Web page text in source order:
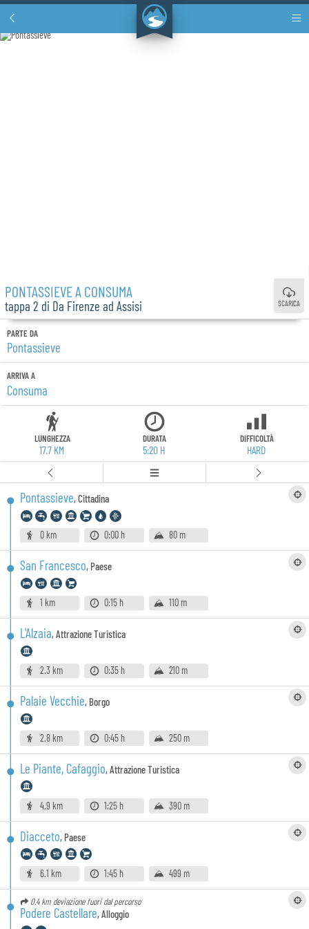
PONTASSIEVE A CONSUMA
tappa 2 di Da Firenze ad Assisi SCARICA
PARTE DA
Pontassieve
ARRIVA A
Consuma
LUNGHEZZA
17.7 KM
DURATA
5:20 H
DIFFICOLTÀ
HARD
Pontassieve,Cittadina
0 km 0:00 h 80 m
San Francesco, Paese
1 km 0:15 h 110 m
L'Alzaia,Attrazione Turistica
2.3 km 0:35 h 210 m
Palaie Vecchie, Borgo
2.8 km 0:45 h 250 m
Le Piante, Cafaggio,Attrazione Turistica
4.9 km 1:25 h 390 m
Diacceto, Paese
6.1 km 1:45 h 499 m
0.4 km deviazione fuori dal percorso
Podere Castellare,Alloggio